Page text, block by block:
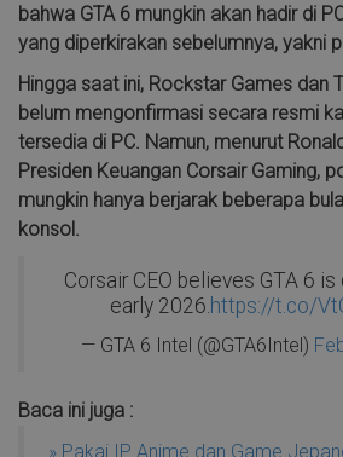
bahwa GTA 6 mungkin akan hadir di
yang diperkirakan sebelumnya, yakni
Hingga saat ini, Rockstar Games dan
belum mengonfirmasi secara resmi
tersedia di PC. Namun, menurut
Presiden Keuangan Corsair Gaming,
mungkin hanya berjarak beberapa
konsol.
Corsair CEO believes GTA 6
early 2026. https://t.co/
— GTA 6 Intel (@GTA6Intel)
Baca ini juga :
» Pakai IP Anime dan Game